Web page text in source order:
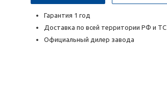
Гарантия 1 год
Доставка по всей территории РФ и ТС
Официальный дилер завода